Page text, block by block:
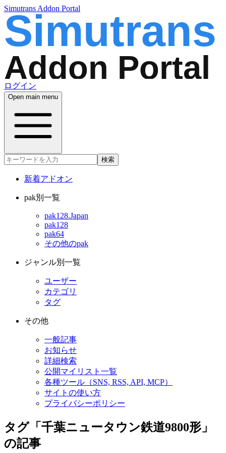
Simutrans Addon Portal
ログイン
Open main menu
検索
新着アドオン
pak別一覧
pak128.Japan
pak128
pak64
その他のpak
ジャンル別一覧
ユーザー
カテゴリ
タグ
その他
一般記事
お知らせ
詳細検索
公開マイリスト一覧
各種ツール（SNS, RSS, API, MCP）
サイトの使い方
プライバシーポリシー
タグ「千葉ニュータウン鉄道9800形」
の記事